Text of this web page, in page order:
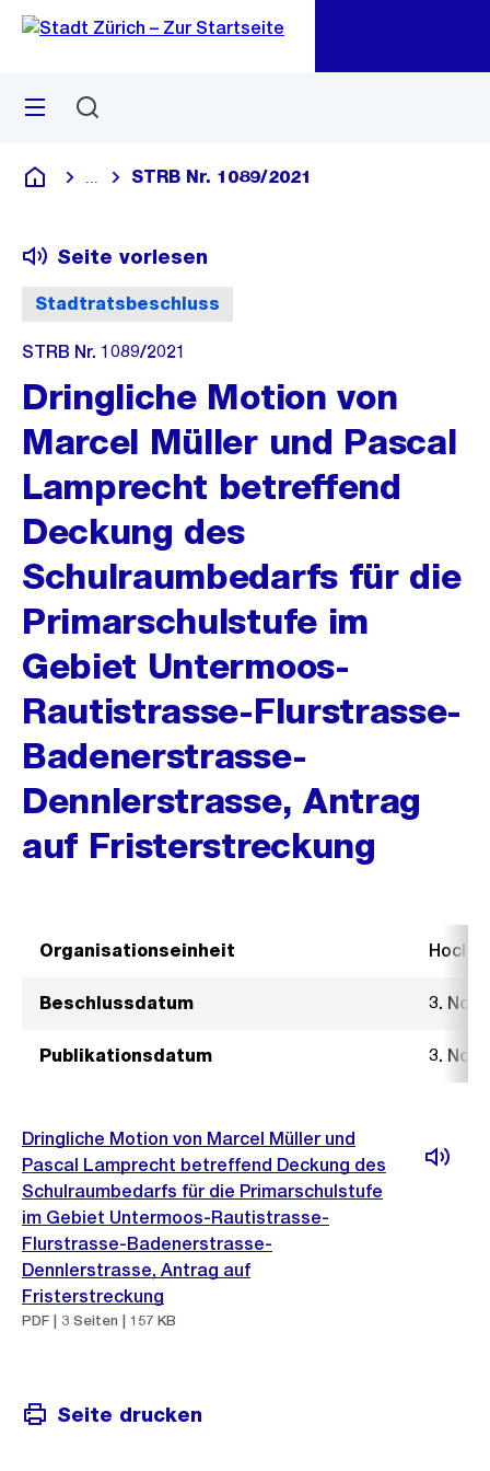
Navigation
Sprunglink
Menü
Deutsch
Blende alle Breadcrumbs ein
STRB Nr. 1089/2021
Stadtratsbeschluss
Seite vorlesen
STRB Nr. 1089/2021
Dringliche Motion von
Marcel Müller und Pascal
Lamprecht betreffend
Deckung des
Schulraumbedarfs für die
Primarschulstufe im
Gebiet Untermoos-
Rautistrasse-Flurstrasse-
Badenerstrasse-
Dennlerstrasse, Antrag
auf Fristerstreckung
Organisationseinheit
Beschlussdatum 3.
Publikationsdatum 3.
Dringliche Motion von Marcel Müller und
Pascal Lamprecht betreffend Deckung des
Schulraumbedarfs für die Primarschulstufe
im Gebiet Untermoos-Rautistrasse-
Flurstrasse-Badenerstrasse-
Dennlerstrasse, Antrag auf
Fristerstreckung
PDF | 3 Seiten | 157 KB
Seite drucken